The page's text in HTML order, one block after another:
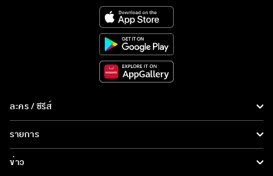
ละคร / ซีรีส์
ซีรีส์นานาชาติ
รายการ
ข่าว